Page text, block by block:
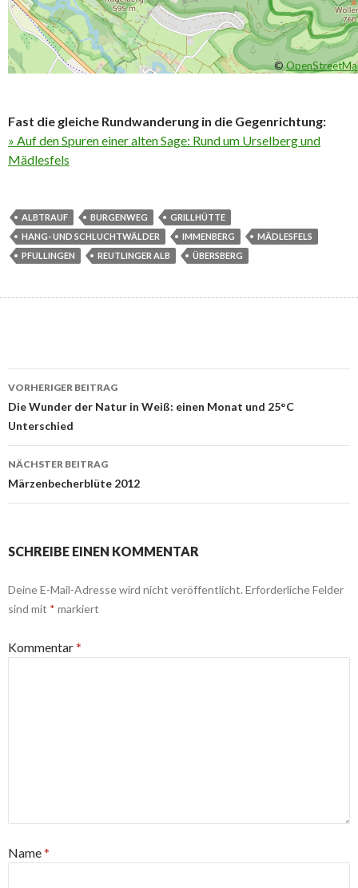
©
Fast die gleiche Rundwanderung in die Gegenrichtung:
» Auf den Spuren einer alten Sage: Rund um Urselberg und
Mädlesfels
ALBTRAUF BURGENWEG
GRILLHÜTTE
HANG- UND SCHLUCHTWÄLDER
IMMENBERG
MÄDLESFELS
PFULLINGEN
REUTLINGER ALB ÜBERSBERG
Beitrags-
Navigation
VORHERIGER BEITRAG
Die Wunder der Natur in Weiß: einen Monat und 25°C
Unterschied
NÄCHSTER BEITRAG
Märzenbecherblüte 2012
SCHREIBE EINEN KOMMENTAR
Deine E-Mail-Adresse wird nicht veröffentlicht. Erforderliche Felder
sind mit * markiert
Kommentar*
Name*